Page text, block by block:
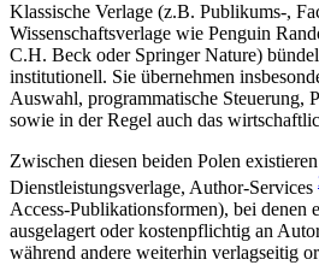
Klassische Verlage (z.B. Publikums-,
Wissenschaftsverlage wie Penguin
C.H. Beck oder Springer Nature)
institutionell. Sie übernehmen
Auswahl, programmatische Steuerung,
sowie in der Regel auch das
Zwischen diesen beiden Polen existieren
Dienstleistungsverlage, Author-Services
Access-Publikationsformen), bei denen
ausgelagert oder kostenpflichtig an
während andere weiterhin verlagseitig